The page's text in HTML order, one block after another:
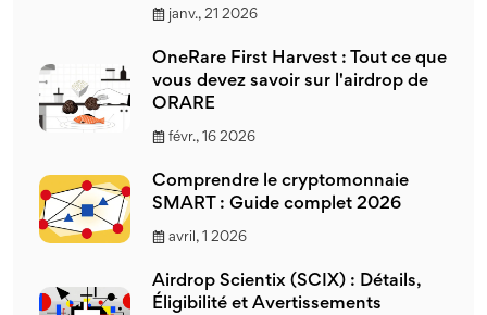
janv., 21 2026
OneRare First Harvest : Tout ce que
vous devez savoir sur l'airdrop de
ORARE
févr., 16 2026
Comprendre le cryptomonnaie
SMART : Guide complet 2026
avril, 1 2026
Airdrop Scientix (SCIX) : Détails,
Éligibilité et Avertissements